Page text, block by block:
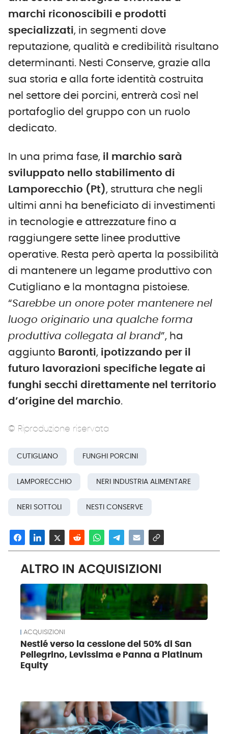
marchi riconoscibili e prodotti
specializzati, in segmenti dove
reputazione, qualità e credibilità risultano
determinanti. Nesti Conserve, grazie alla
sua storia e alla forte identità costruita
nel settore dei porcini, entrerà così nel
portafoglio del gruppo con un ruolo
dedicato.
In una prima fase, il marchio sarà
sviluppato nello stabilimento di
Lamporecchio (Pt), struttura che negli
ultimi anni ha beneficiato di investimenti
in tecnologie e attrezzature fino a
raggiungere sette linee produttive
operative. Resta però aperta la possibilità
di mantenere un legame produttivo con
Cutigliano e la montagna pistoiese.
“Sarebbe un onore poter mantenere nel
luogo originario una qualche forma
produttiva collegata al brand”, ha
aggiunto Baronti, ipotizzando per il
futuro lavorazioni specifiche legate ai
funghi secchi direttamente nel territorio
d’origine del marchio.
© Riproduzione riservata
CUTIGLIANO FUNGHI PORCINI
LAMPORECCHIO NERI INDUSTRIA ALIMENTARE
NERI SOTTOLI NESTI CONSERVE
ALTRO IN ACQUISIZIONI
ACQUISIZIONI
Nestlé verso la cessione del 50% di San
Pellegrino, Levissima e Panna a Platinum
Equity